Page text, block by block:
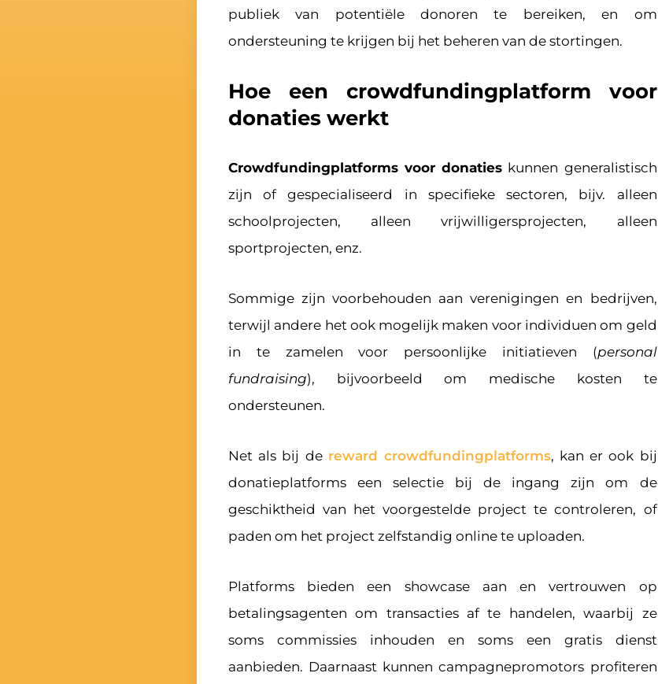
publiek van potentiële donoren te bereiken, en om
ondersteuning te krijgen bij het beheren van de stortingen.
Hoe een crowdfundingplatform voor
donaties werkt
Crowdfundingplatforms voor donaties kunnen generalistisch
zijn of gespecialiseerd in specifieke sectoren, bijv. alleen
schoolprojecten, alleen vrijwilligersprojecten, alleen
sportprojecten, enz.
Sommige zijn voorbehouden aan verenigingen en bedrijven,
terwijl andere het ook mogelijk maken voor individuen om geld
in te zamelen voor persoonlijke initiatieven (personal
fundraising), bijvoorbeeld om medische kosten te
ondersteunen.
Net als bij de reward crowdfundingplatforms, kan er ook bij
donatieplatforms een selectie bij de ingang zijn om de
geschiktheid van het voorgestelde project te controleren, of
paden om het project zelfstandig online te uploaden.
Platforms bieden een showcase aan en vertrouwen op
betalingsagenten om transacties af te handelen, waarbij ze
soms commissies inhouden en soms een gratis dienst
aanbieden. Daarnaast kunnen campagnepromotors profiteren